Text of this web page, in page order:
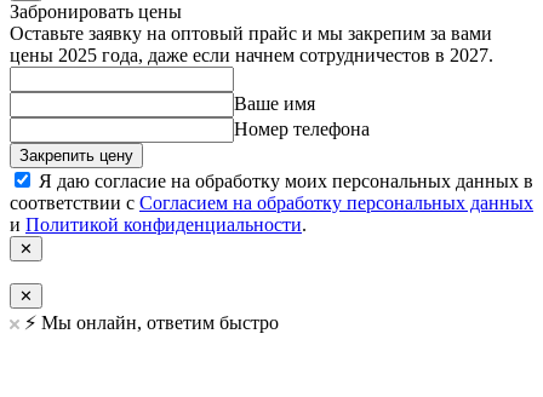
Забронировать цены
Оставьте заявку на оптовый прайс и мы закрепим за вами
цены 2025 года, даже если начнем сотрудничестов в 2027.
Ваше имя
Номер телефона
Закрепить цену
Я даю согласие на обработку моих персональных данных в
соответствии с Согласием на обработку персональных данных
и Политикой конфиденциальности.
✕
✕
⚡️ Мы онлайн, ответим быстро